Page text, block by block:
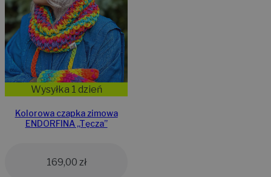
Wysyłka 1 dzień
Kolorowa czapka zimowa
ENDORFINA ,,Tęcza”
169,00 zł